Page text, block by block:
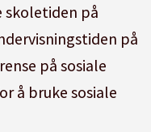
skoletiden på
på
på sosiale
å bruke sosiale